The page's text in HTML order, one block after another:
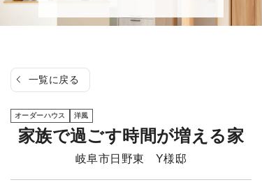
プ
一覧に戻る
オーダーハウス 洋風
家族で過ごす時間が増える家
岐阜市日野東 Y様邸